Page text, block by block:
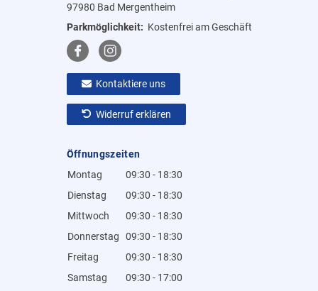
97980 Bad Mergentheim
Parkmöglichkeit: Kostenfrei am Geschäft
Kontaktiere uns
Widerruf erklären
Öffnungszeiten
Montag
09:30 - 18:30
Dienstag
09:30 - 18:30
Mittwoch
09:30 - 18:30
Donnerstag
09:30 - 18:30
Freitag
09:30 - 18:30
Samstag
09:30 - 17:00